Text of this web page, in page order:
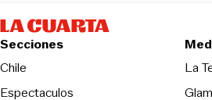
Secciones
Chile
Espectaculos
La